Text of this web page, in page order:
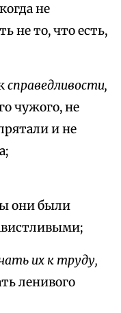
не
не то, что есть,
справедливости,
чужого, не
и не
они были
их к труду,
ленивого